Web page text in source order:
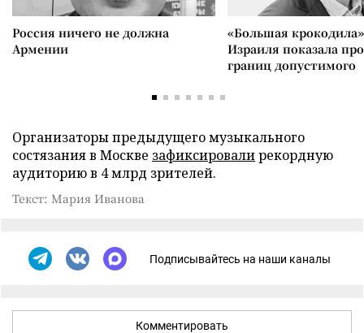
Россия ничего не должна
Армении
«Большая
Израиля показала
границ допустимого
Организаторы предыдущего музыкального
состязания в Москве зафиксировалирекордную
аудиторию в 4 млрд зрителей.
Текст: Мария Иванова
Подписывайтесь на наши каналы
Комментировать